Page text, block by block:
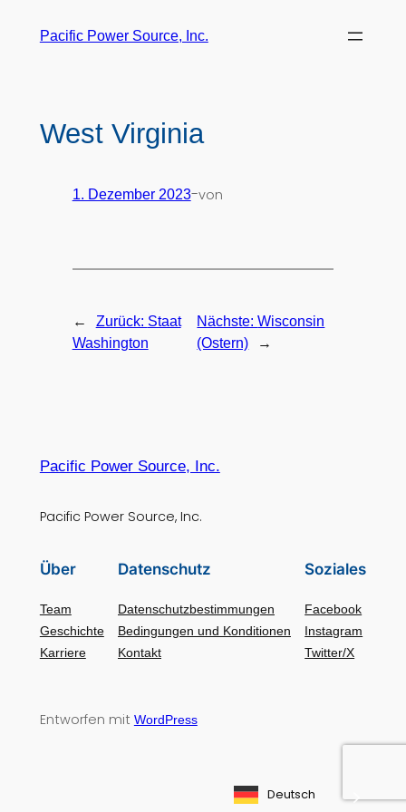
Pacific Power Source, Inc.
West Virginia
1. Dezember 2023-von
← Zurück: Staat
Washington
Nächste:Wisconsin
(Ostern)
→
Pacific Power Source, Inc.
Pacific Power Source, Inc.
Über
Team
Geschichte
Karriere
Datenschutz
Datenschutzbestimmungen
Bedingungen und Konditionen
Kontakt
Soziales
Facebook
Instagram
Twitter/X
Entworfen mit WordPress
Deutsch